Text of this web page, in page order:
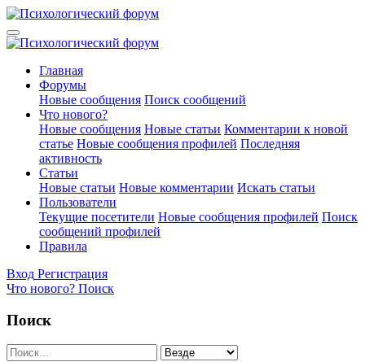
Главная
Форумы
Новые сообщения Поиск сообщений
Что нового?
Новые сообщения Новые статьи Комментарии к новой
статье Новые сообщения профилей Последняя
активность
Статьи
Новые статьи Новые комментарии Искать статьи
Пользователи
Текущие посетители Новые сообщения профилей Поиск
сообщений профилей
Правила
Вход Регистрация
Что нового? Поиск
Поиск